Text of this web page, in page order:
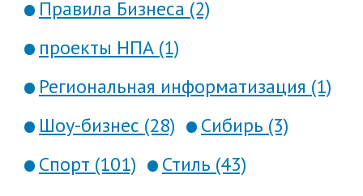
Правила Бизнеса (2)
проекты НПА (1)
Региональная информатизация (1)
Шоу-бизнес (28)
Сибирь (3)
Спорт (101)
Стиль (43)